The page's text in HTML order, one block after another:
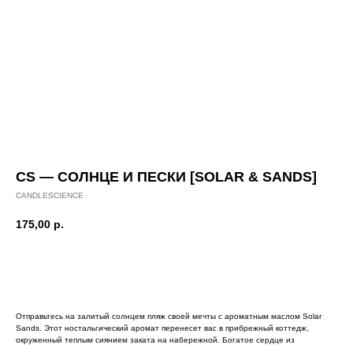
CS — СОЛНЦЕ И ПЕСКИ [SOLAR & SANDS]
CANDLESCIENCE
175,00 р.
Отправьтесь на залитый солнцем пляж своей мечты с ароматным маслом Solar
Sands. Этот ностальгический аромат перенесет вас в прибрежный коттедж,
окруженный теплым сиянием заката на набережной. Богатое сердце из